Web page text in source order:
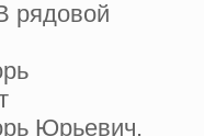
Юрьевич.